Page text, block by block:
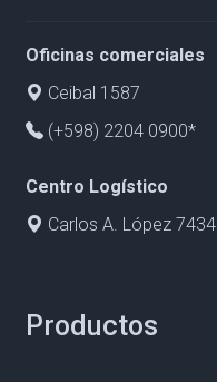
Oficinas comerciales
Ceibal 1587
(+598) 2204 0900*
Centro Logístico
Carlos A. López 7434
Productos